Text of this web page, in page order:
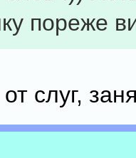
пореже
слуг,